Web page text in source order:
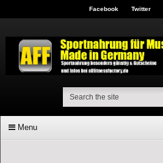
Facebook Twitter
Menu